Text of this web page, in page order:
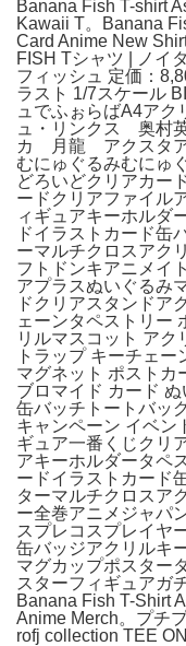
Banana Fish T-shirt
Kawaii T。Banana
Card Anime New
FISH Tシャツ | ノイ
フィッシュ 定価：
ラスト 1/7スケール
ュでふぉらばA4ア
ュ・リンクス 奥村
カ 月龍 アクスタア
むにゅぐるみむにゅ
どろいどクリアカー
ードクリアファイル
ィギュアキーホルダ
ドイラストカード缶
ーマルチクロスアク
フトドンキアニメイ
アプラスぬいぐるみ
ドクリアスタンドア
ェーンタペストリー
リルマスコット アク
トラップ キーチェ
マグネット ポストカ
ブロマイド カード
缶バッチトートバッ
キャンペーン イベン
ギュア一番くじクリ
アキーホルダータペ
ードイラストカード
ターマルチクロスア
ー全巻アニメジャパ
スプレコスプレイヤ
缶バッジアクリルキ
マグカップポスター
スターフィギュアガ
Banana Fish T-Shirt
Anime Merch。プチ
rofj collection TEE